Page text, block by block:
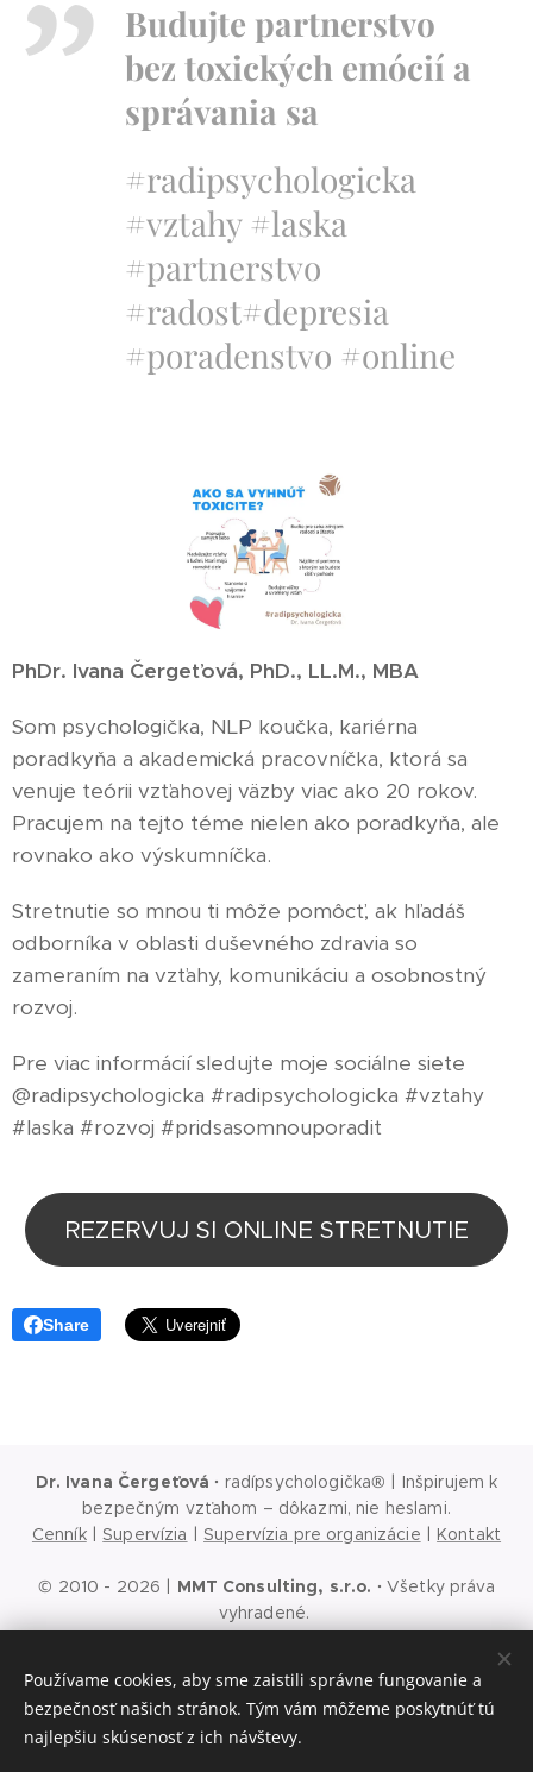
Budujte partnerstvo
bez toxických emócií a
správania sa
#radipsychologicka
#vztahy #laska
#partnerstvo
#radost#depresia
#poradenstvo #online
PhDr. Ivana Čergeťová, PhD., LL.M., MBA
Som psychologička, NLP koučka, kariérna
poradkyňa a akademická pracovníčka, ktorá sa
venuje teórii vzťahovej väzby viac ako 20 rokov.
Pracujem na tejto téme nielen ako poradkyňa, ale
rovnako ako výskumníčka.
Stretnutie so mnou ti môže pomôcť, ak hľadáš
odborníka v oblasti duševného zdravia so
zameraním na vzťahy, komunikáciu a osobnostný
rozvoj.
Pre viac informácií sledujte moje sociálne siete
@radipsychologicka #radipsychologicka #vztahy
#laska #rozvoj #pridsasomnouporadit
REZERVUJ SI ONLINE STRETNUTIE
Share
Dr. Ivana Čergeťová · radípsychologička® | Inšpirujem k
bezpečným vzťahom – dôkazmi, nie heslami.
Cenník|Supervízia |Supervízia pre organizácie | Kontakt
© 2010 - 2026 | MMT Consulting, s.r.o. · Všetky práva
vyhradené.
Všeobecné
obchodné podmienky
Prvý krok je rozhovor
Používame cookies, aby sme zaistili správne fungovanie a
bezpečnosť našich stránok. Tým vám môžeme poskytnúť tú
najlepšiu skúsenosť z ich návštevy.